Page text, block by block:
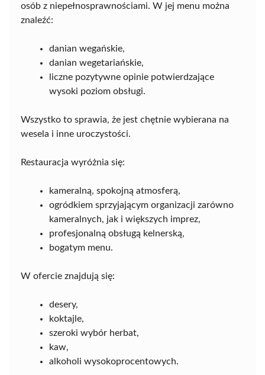
osób z niepełnosprawnościami. W jej menu można
znaleźć:
danian wegańskie,
danian wegetariańskie,
liczne pozytywne opinie potwierdzające
wysoki poziom obsługi.
Wszystko to sprawia, że jest chętnie wybierana na
wesela i inne uroczystości.
Restauracja wyróżnia się:
kameralną, spokojną atmosferą,
ogródkiem sprzyjającym organizacji zarówno
kameralnych, jak i większych imprez,
profesjonalną obsługą kelnerską,
bogatym menu.
W ofercie znajdują się:
desery,
koktajle,
szeroki wybór herbat,
kaw,
alkoholi wysokoprocentowych.